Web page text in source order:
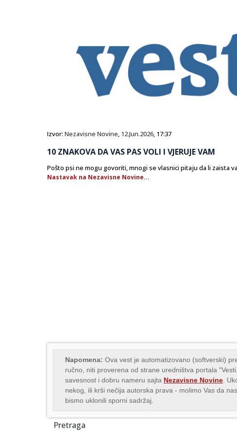
Izvor: Nezavisne Novine, 12.Jun.2026, 17:37
10 ZNAKOVA DA VAS PAS VOLI I VJERUJE VAM
Pošto psi ne mogu govoriti, mnogi se vlasnici pitaju da li zaista
Nastavak na Nezavisne Novine...
Napomena: Ova vest je automatizovano (softverski)
ručno, niti proverena od strane uredništva portala
savesnost i dobru nameru sajta Nezavisne Novine .
nekog, ili krši nečija autorska prava - molimo Vas da
bismo uklonili sporni sadržaj.
Pretraga